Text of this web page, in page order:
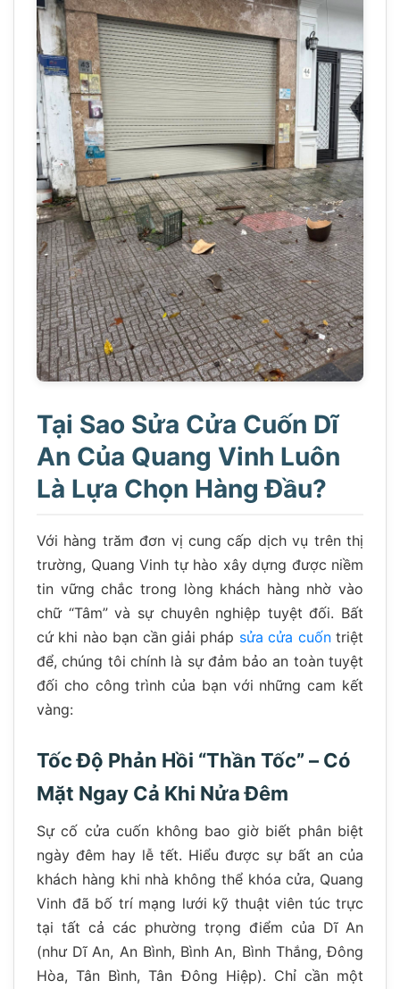
Tại Sao Sửa Cửa Cuốn Dĩ
An Của Quang Vinh Luôn
Là Lựa Chọn Hàng Đầu?
Với hàng trăm đơn vị cung cấp dịch vụ trên thị
trường, Quang Vinh tự hào xây dựng được niềm
tin vững chắc trong lòng khách hàng nhờ vào
chữ “Tâm” và sự chuyên nghiệp tuyệt đối. Bất
cứ khi nào bạn cần giải pháp sửa cửa cuốntriệt
để, chúng tôi chính là sự đảm bảo an toàn tuyệt
đối cho công trình của bạn với những cam kết
vàng:
Tốc Độ Phản Hồi “Thần Tốc” – Có
Mặt Ngay Cả Khi Nửa Đêm
Sự cố cửa cuốn không bao giờ biết phân biệt
ngày đêm hay lễ tết. Hiểu được sự bất an của
khách hàng khi nhà không thể khóa cửa, Quang
Vinh đã bố trí mạng lưới kỹ thuật viên túc trực
tại tất cả các phường trọng điểm của Dĩ An
(như Dĩ An, An Bình, Bình An, Bình Thắng, Đông
Hòa, Tân Bình, Tân Đông Hiệp). Chỉ cần một